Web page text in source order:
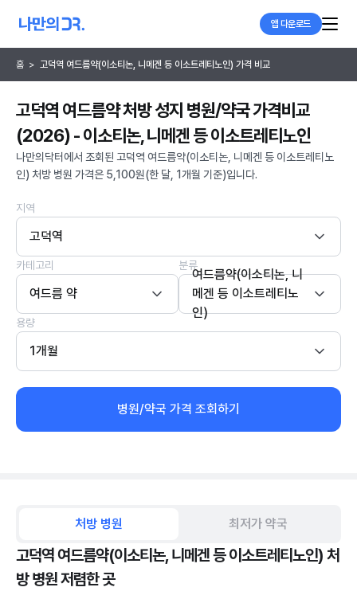
앱 다운로드
홈 > 고덕역 여드름약(이소티논, 니메겐 등 이소트레티노인) 가격 비교
고덕역 여드름약 처방 성지 병원/약국 가격비교
(2026) - 이소티논, 니메겐 등 이소트레티노인
나만의닥터에서 조회된 고덕역 여드름약(이소티논, 니메겐 등 이소트레티노
인) 처방 병원 가격은 5,100원(한 달, 1개월 기준)입니다.
지역
고덕역
카테고리
여드름 약
분류
여드름약(이소티논, 니
메겐 등 이소트레티노
인)
용량
1개월
병원/약국 가격 조회하기
처방 병원 최저가 약국
고덕역 여드름약(이소티논, 니메겐 등 이소트레티노인) 처
방 병원 저렴한 곳